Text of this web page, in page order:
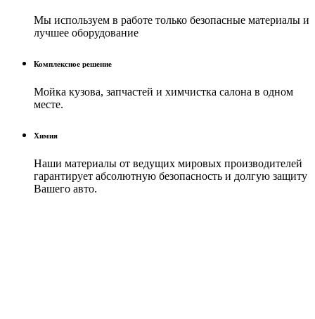
Мы используем в работе только безопасные материалы и
лучшее оборудование
Комплексное решение
Мойка кузова, запчастей и химчистка салона в одном
месте.
Химия
Наши материалы от ведущих мировых производителей
гарантирует абсолютную безопасность и долгую защиту
Вашего авто.